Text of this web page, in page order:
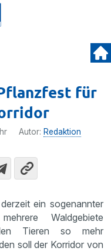
für
Autor: Redaktion
ein sogenannter
Waldgebiete
Tieren so mehr
soll der Korridor von